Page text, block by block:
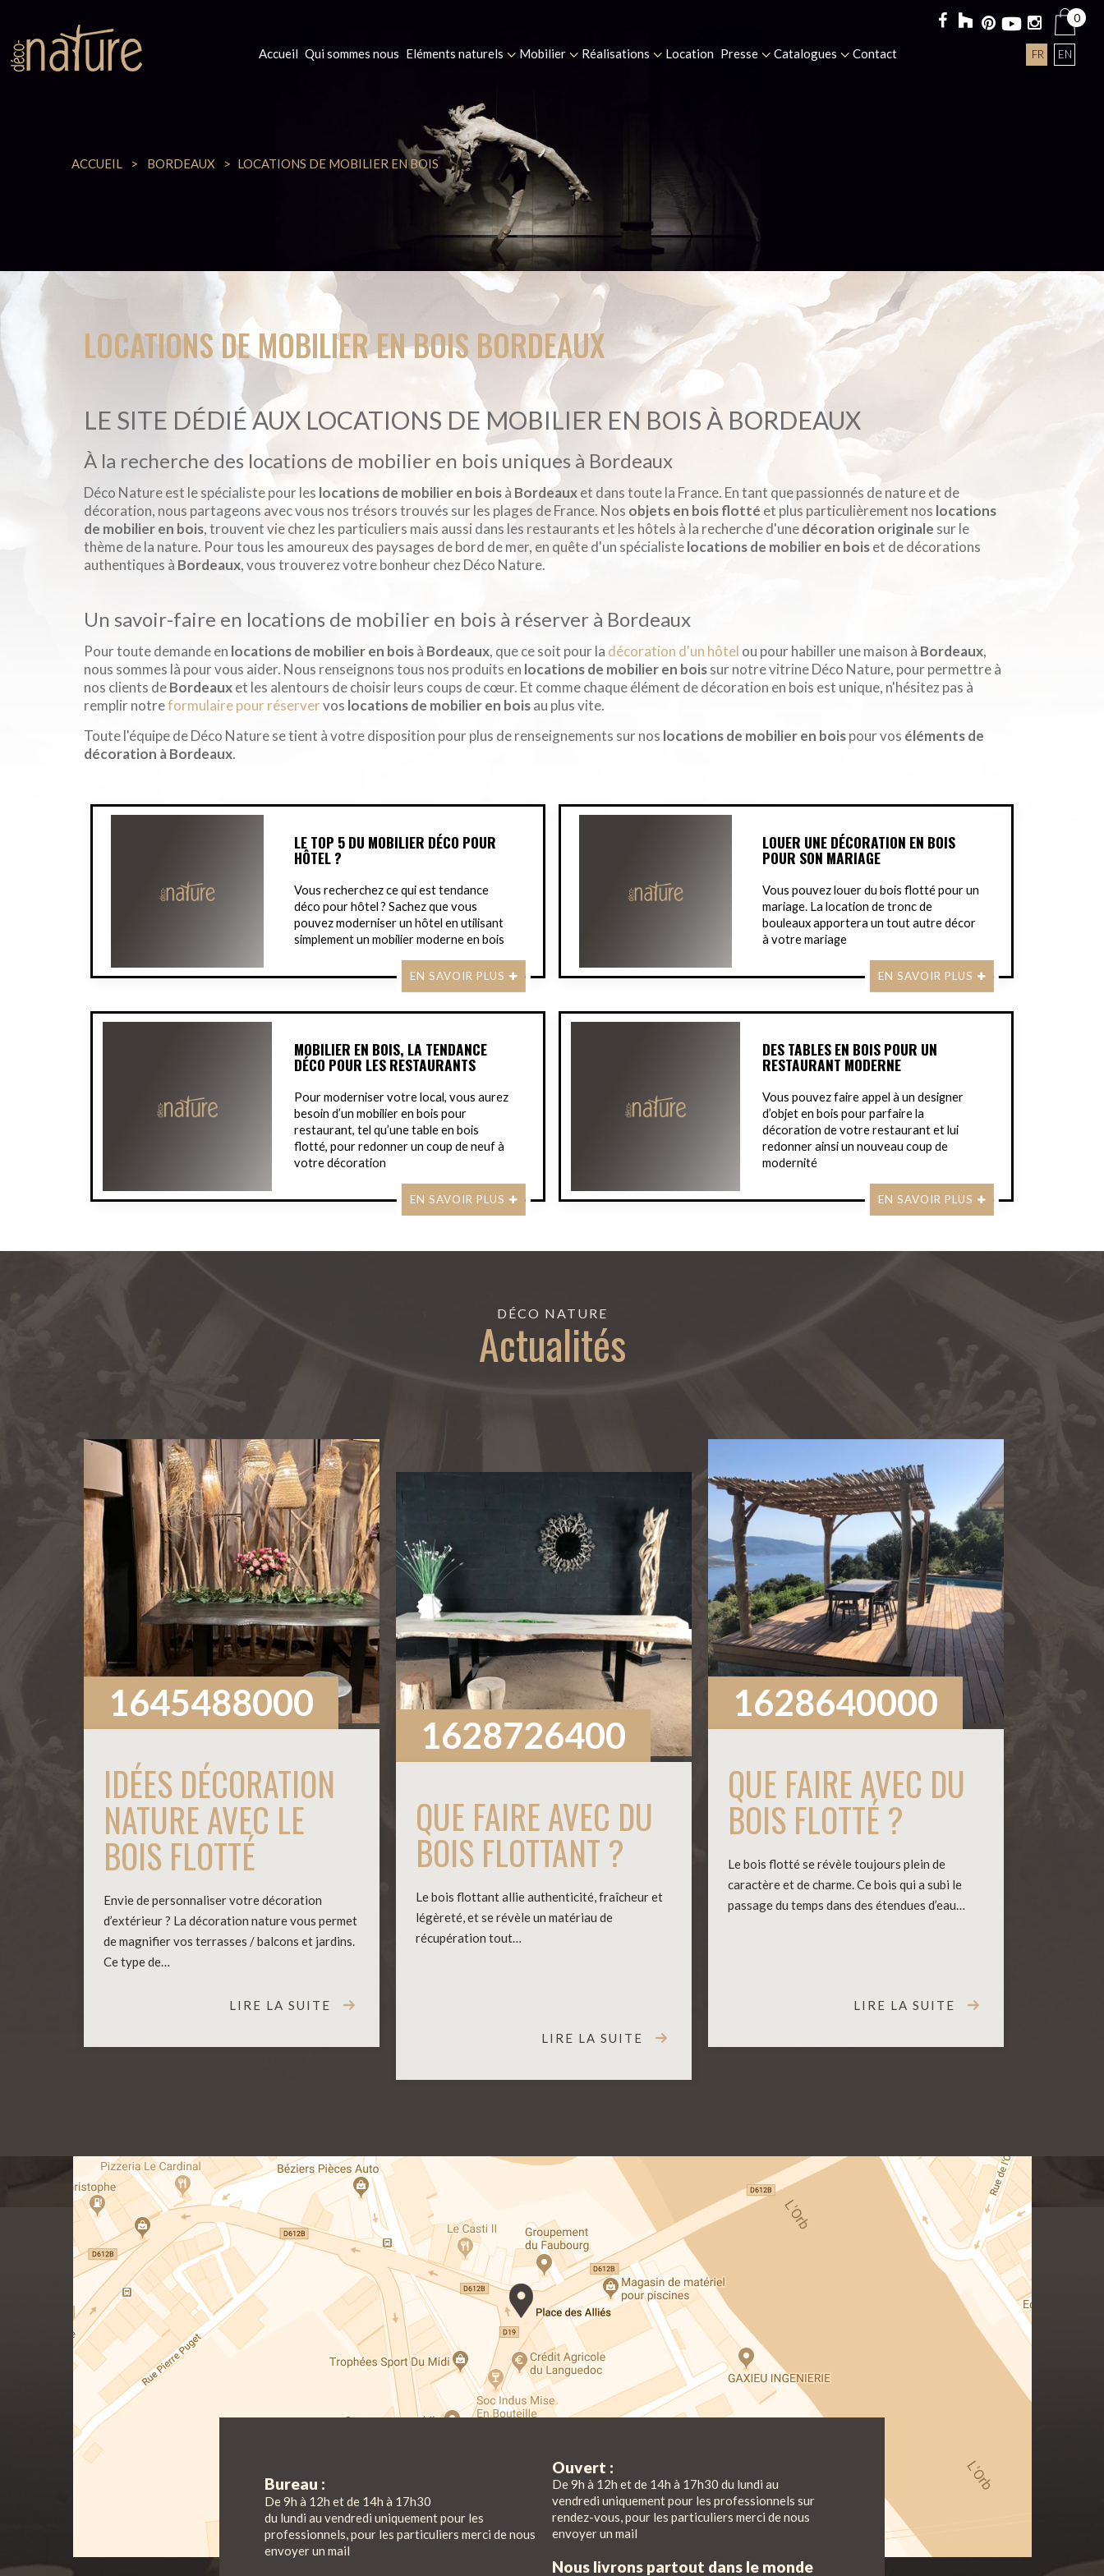
Accueil Qui sommes nous Eléments naturels Mobilier Réalisations Location Presse Catalogues Contact FR EN
0
ACCUEIL BORDEAUX LOCATIONS DE MOBILIER EN BOIS
LOCATIONS DE MOBILIER EN BOIS BORDEAUX
LE SITE DÉDIÉ AUX LOCATIONS DE MOBILIER EN BOIS À BORDEAUX
À la recherche des locations de mobilier en bois uniques à Bordeaux
Déco Nature est le spécialiste pour les locations de mobilier en boisà Bordeauxet dans toute la France. En tant que passionnés de nature et de
décoration, nous partageons avec vous nos trésors trouvés sur les plages de France. Nos objets en bois flotté et plus particulièrement nos locations
de mobilier en bois, trouvent vie chez les particuliers mais aussi dans les restaurants et les hôtels à la recherche d'unedécoration originale sur le
thème de la nature. Pour tous les amoureux des paysages de bord de mer, en quête d'un spécialistelocations de mobilier en boiset de décorations
authentiques à Bordeaux, vous trouverez votre bonheur chez Déco Nature.
Un savoir-faire en locations de mobilier en bois à réserver à Bordeaux
Pour toute demande en locations de mobilier en boisà Bordeaux, que ce soit pour la décoration d'un hôtel ou pour habiller une maison à Bordeaux,
nous sommes là pour vous aider. Nous renseignons tous nos produits en locations de mobilier en boissur notre vitrine Déco Nature, pour permettre à
nos clients deBordeauxet les alentours de choisir leurs coups de cœur. Et comme chaque élément de décoration en bois est unique, n'hésitez pas à
remplir notreformulaire pour réservervos locations de mobilier en boisau plus vite.
Toute l'équipe de Déco Nature se tient à votre disposition pour plus de renseignements sur nos locations de mobilier en boispour vos éléments de
décoration à Bordeaux.
LE TOP 5 DU MOBILIER DÉCO POUR
HÔTEL ?
Vous recherchez ce qui est tendance
déco pour hôtel ? Sachez que vous
pouvez moderniser un hôtel en utilisant
simplement un mobilier moderne en bois
EN SAVOIR PLUS
LOUER UNE DÉCORATION EN BOIS
POUR SON MARIAGE
Vous pouvez louer du bois flotté pour un
mariage. La location de tronc de
bouleaux apportera un tout autre décor
à votre mariage
EN SAVOIR PLUS
MOBILIER EN BOIS, LA TENDANCE
DÉCO POUR LES RESTAURANTS
Pour moderniser votre local, vous aurez
besoin d’un mobilier en bois pour
restaurant, tel qu’une table en bois
flotté, pour redonner un coup de neuf à
votre décoration
EN SAVOIR PLUS
DES TABLES EN BOIS POUR UN
RESTAURANT MODERNE
Vous pouvez faire appel à un designer
d’objet en bois pour parfaire la
décoration de votre restaurant et lui
redonner ainsi un nouveau coup de
modernité
EN SAVOIR PLUS
DÉCO NATURE
Actualités
1645488000
IDÉES DÉCORATION
NATURE AVEC LE
BOIS FLOTTÉ
Envie de personnaliser votre décoration
d’extérieur ? La décoration nature vous permet
de magnifier vos terrasses / balcons et jardins.
Ce type de…
LIRE LA SUITE
1628726400
QUE FAIRE AVEC DU
BOIS FLOTTANT ?
Le bois flottant allie authenticité, fraîcheur et
légèreté, et se révèle un matériau de
récupération tout…
LIRE LA SUITE
1628640000
QUE FAIRE AVEC DU
BOIS FLOTTÉ ?
Le bois flotté se révèle toujours plein de
caractère et de charme. Ce bois qui a subi le
passage du temps dans des étendues d’eau…
LIRE LA SUITE
Bureau :
De 9h à 12h et de 14h à 17h30
du lundi au vendredi uniquement pour les
professionnels, pour les particuliers merci de nous
envoyer un mail
Ouvert :
De 9h à 12h et de 14h à 17h30 du lundi au
vendredi uniquement pour les professionnels sur
rendez-vous, pour les particuliers merci de nous
envoyer un mail
Nous livrons partout dans le monde